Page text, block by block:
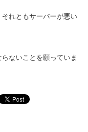
れともサーバーが悪い
ないことを願っていま